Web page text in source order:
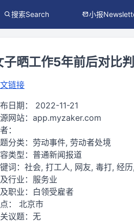
搜索Search 小报
子晒工作5年前后对比
链接
日期： 2022-11-21
网站： app.myzaker.com
：
分类： 劳动事件, 劳动者处境
类型： 普通新闻报道
词： 社会, 打工人, 网友, 毒打, 经
行业： 服务业
职业： 白领受雇者
： 北京市
议题： 无